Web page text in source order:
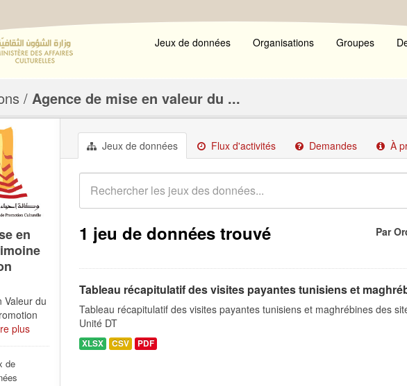
Jeux de données Organisations Groupes
Agence de mise en valeur du ...
Jeux de données Flux d'activités Demandes À
Par
1 jeu de données trouvé
Tableau récapitulatif des visites payantes tunisiens et
Tableau récapitulatif des visites payantes tunisiens et maghrébines des
Unité DT
XLSX CSV PDF
en
Valeur du
plus
de